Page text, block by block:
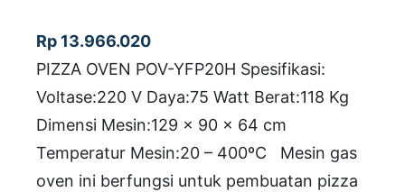
Rp 13.966.020
PIZZA OVEN POV-YFP20H Spesifikasi:
Voltase:220 V Daya:75 Watt Berat:118 Kg
Dimensi Mesin:129 x 90 x 64 cm
Temperatur Mesin:20 – 400ºC Mesin gas
oven ini berfungsi untuk pembuatan pizza